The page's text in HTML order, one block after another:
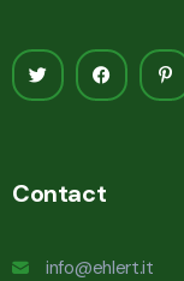
Contact
info@ehlert.it